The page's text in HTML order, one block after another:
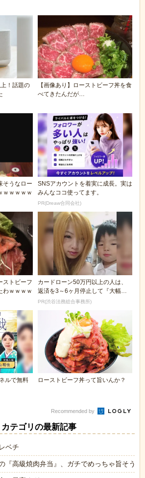
！話題の
【画像あり】ローストビーフ丼を食
べてきたんだが…
そうなロー
ｗｗｗｗｗ
SNSアカウントを着実に成長。実は
みんなココ使ってます。
PR(Dreaw合同会社)
ストビーフ
わｗｗｗｗ
カードローン50万円以上の人は、
返済を3～6ヶ月停止して『大幅に
減額してから返済...
PR(渋谷法務総合事務所)
ルで無料
ローストビーフ丼って旨いんか？
Recommended by
カテゴリの最新記事
ベチ
『高級焼肉弁当』、ガチでめっちゃ旨そう